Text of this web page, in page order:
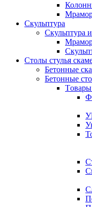
Скульптура
Скульптура
Столы стулья
Бетонные
Бетонные